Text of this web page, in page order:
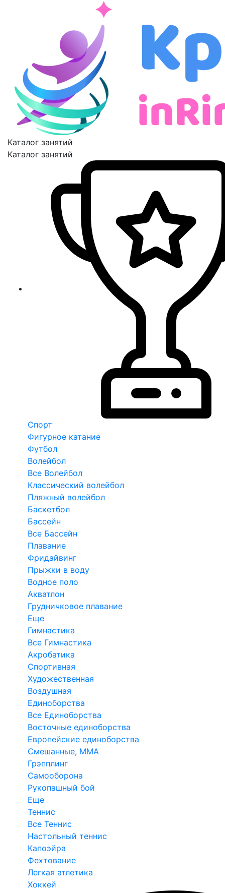
Каталог занятий
Каталог занятий
Спорт
Фигурное катание
Футбол
Волейбол
Все Волейбол
Классический волейбол
Пляжный волейбол
Баскетбол
Бассейн
Все Бассейн
Плавание
Фридайвинг
Прыжки в воду
Водное поло
Акватлон
Грудничковое плавание
Еще
Гимнастика
Все Гимнастика
Акробатика
Спортивная
Художественная
Воздушная
Единоборства
Все Единоборства
Восточные единоборства
Европейские единоборства
Смешанные, ММА
Грэпплинг
Самооборона
Рукопашный бой
Еще
Теннис
Все Теннис
Настольный теннис
Капоэйра
Фехтование
Легкая атлетика
Хоккей